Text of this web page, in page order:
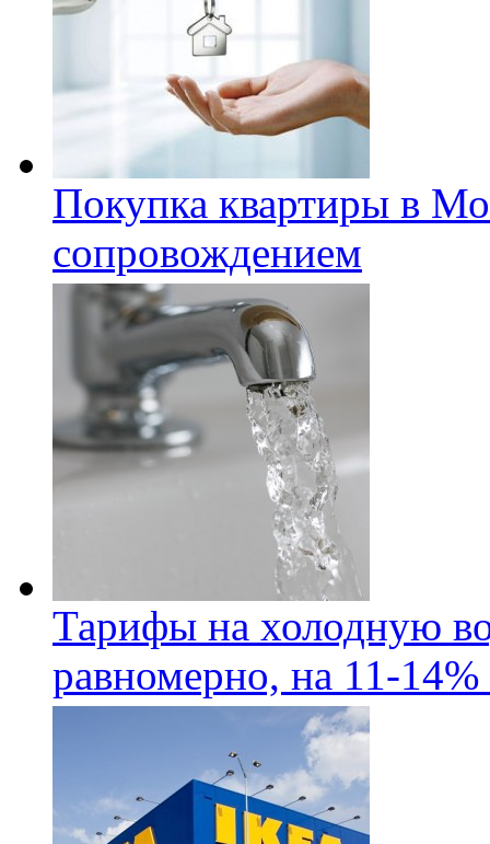
Покупка квартиры в
сопровождением
Тарифы на холодную
равномерно, на 11-14%